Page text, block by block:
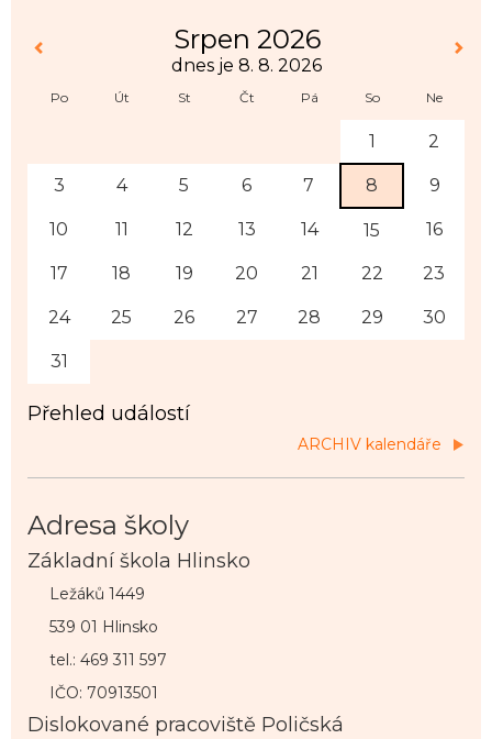
Srpen 2026
dnes je 8. 8. 2026
Po Út St Čt Pá So Ne
1 2
3 4 5 6 7 8 9
10 11 12 13 14 15 16
17 18 19 20 21 22 23
24 25 26 27 28 29 30
31
Přehled událostí
ARCHIV kalendáře
Adresa školy
Základní škola Hlinsko
Ležáků 1449
539 01 Hlinsko
tel.: 469 311 597
IČO: 70913501
Dislokované pracoviště Poličská